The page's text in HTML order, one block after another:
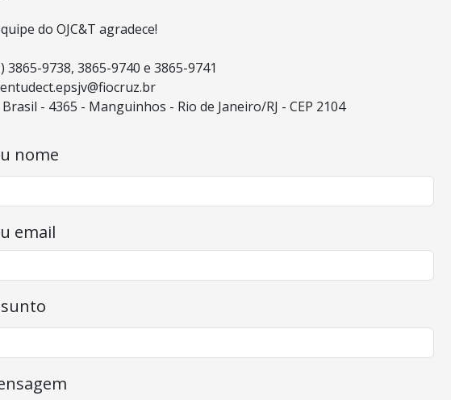
do OJC&T agradece!
3865-9738, 3865-9740 e 3865-9741
Brasil - 4365 - Manguinhos - Rio de Janeiro/RJ - CEP 2104
nome
email